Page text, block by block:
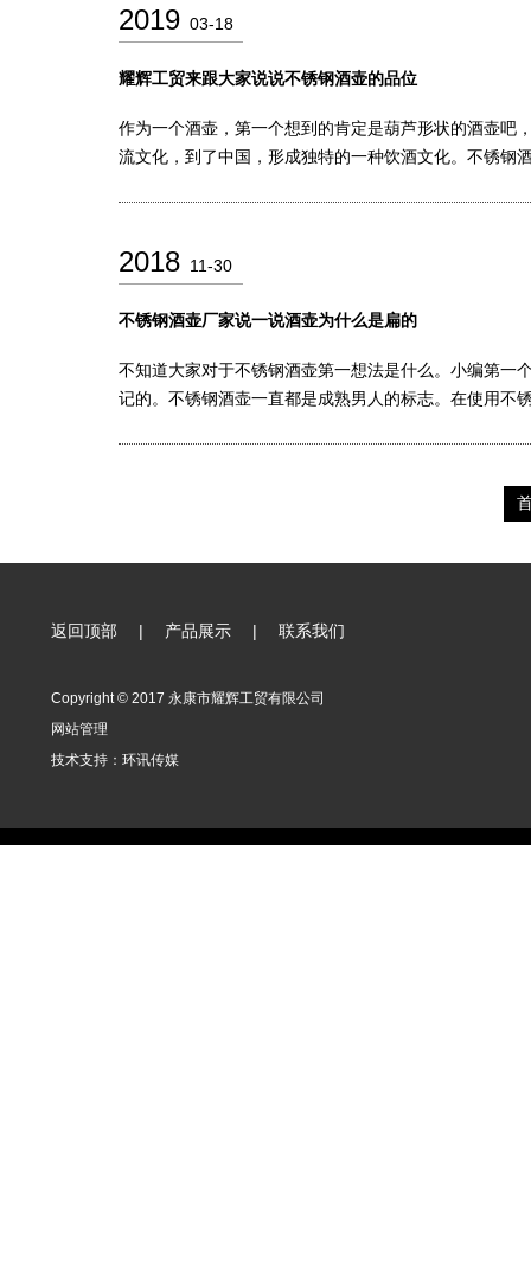
2019 03-18
耀辉工贸来跟大家说说不锈钢酒壶的品位
作为一个酒壶，第一个想到的肯定是葫芦形状的酒壶吧
流文化，到了中国，形成独特的一种饮酒文化。不锈钢
2018 11-30
不锈钢酒壶厂家说一说酒壶为什么是扁的
不知道大家对于不锈钢酒壶第一想法是什么。小编第一
记的。不锈钢酒壶一直都是成熟男人的标志。在使用不
返回顶部 | 产品展示 | 联系我们
Copyright © 2017 永康市耀辉工贸有限公司
网站管理
技术支持： 环讯传媒